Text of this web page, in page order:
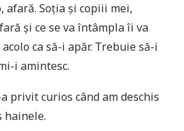
afară. Soția și copiii mei,
și ce se va întâmpla îi va
ca să-i apăr. Trebuie să-i
i amintesc.
privit curios când am deschis
hainele.